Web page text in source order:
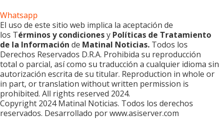
Whatsapp
El uso de este sitio web implica la aceptación de
los Términos y condicionesy Políticas de Tratamiento
de la Información de Matinal Noticias. Todos los
Derechos Reservados D.R.A. Prohibida su reproducción
total o parcial, así como su traducción a cualquier idioma sin
autorización escrita de su titular. Reproduction in whole or
in part, or translation without written permission is
prohibited. All rights reserved 2024.
Copyright 2024 Matinal Noticias. Todos los derechos
reservados. Desarrollado por www.asiserver.com